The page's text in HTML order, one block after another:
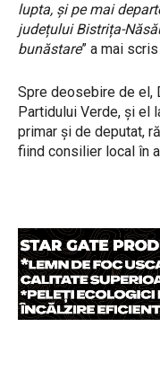
lupta, și pe mai
județului Bistrița-
bunăstare” a mai
Spre deosebire de el,
Partidului Verde, și el
primar și de deputat,
fiind consilier local în